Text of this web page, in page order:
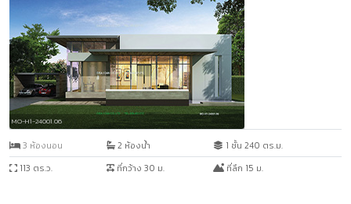
MO-H1-24001.06
3 ห้องนอน 2 ห้องน้ำ
1 ชั้น 240 ตร.ม.
113 ตร.ว.
ที่กว้าง 30 ม. ที่ลึก 15 ม.